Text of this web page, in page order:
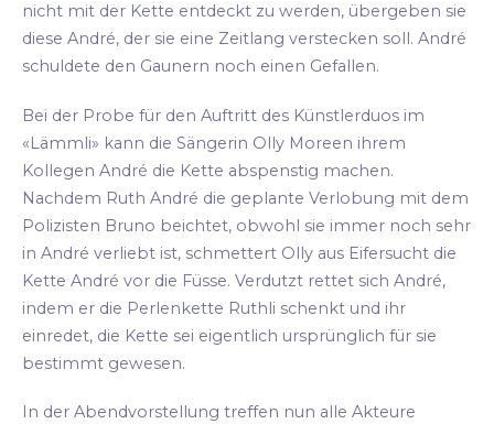
nicht mit der Kette entdeckt zu werden, übergeben sie
diese André, der sie eine Zeitlang verstecken soll. André
schuldete den Gaunern noch einen Gefallen.
Bei der Probe für den Auftritt des Künstlerduos im
«Lämmli» kann die Sängerin Olly Moreen ihrem
Kollegen André die Kette abspenstig machen.
Nachdem Ruth André die geplante Verlobung mit dem
Polizisten Bruno beichtet, obwohl sie immer noch sehr
in André verliebt ist, schmettert Olly aus Eifersucht die
Kette André vor die Füsse. Verdutzt rettet sich André,
indem er die Perlenkette Ruthli schenkt und ihr
einredet, die Kette sei eigentlich ursprünglich für sie
bestimmt gewesen.
In der Abendvorstellung treffen nun alle Akteure